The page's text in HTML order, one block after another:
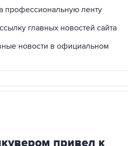
профессиональную ленту
главных новостей сайта
новости в официальном